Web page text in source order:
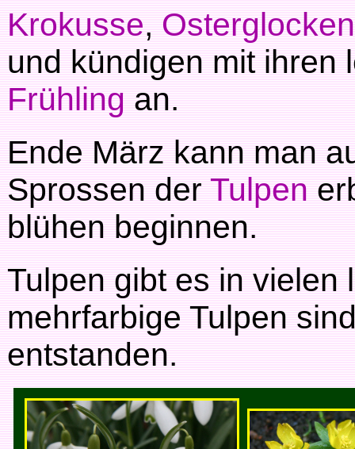
Krokusse,Osterglocken
und kündigen mit ihren
Frühlingan.
Ende März kann man
Sprossen derTulpen
blühen beginnen.
Tulpen gibt es in vielen
mehrfarbige Tulpen
entstanden.